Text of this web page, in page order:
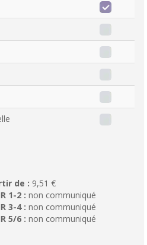
de : 9,51 €
1-2 : non communiqué
3-4 : non communiqué
5/6 : non communiqué